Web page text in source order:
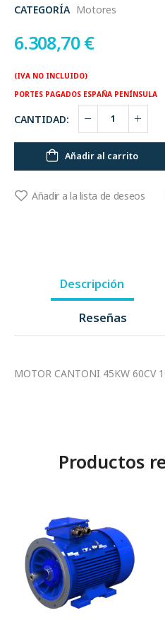
CATEGORÍA Motores
6.308,70€
(IVA NO INCLUIDO)
PORTES PAGADOS ESPAÑA PENÍNSULA
CANTIDAD:
Añadir al carrito
Añadir a la lista de deseos
Descripción
Reseñas
MOTOR CANTONI 45KW 60CV
Productos